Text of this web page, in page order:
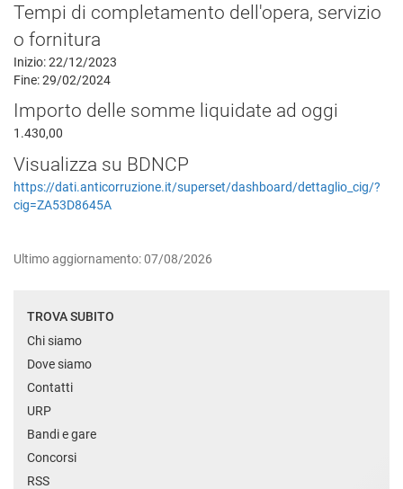
Tempi di completamento dell'opera, servizio
o fornitura
Inizio: 22/12/2023
Fine: 29/02/2024
Importo delle somme liquidate ad oggi
1.430,00
Visualizza su BDNCP
https://dati.anticorruzione.it/superset/dashboard/dettaglio_cig/?
cig=ZA53D8645A
Ultimo aggiornamento: 07/08/2026
TROVA SUBITO
Chi siamo
Dove siamo
Contatti
URP
Bandi e gare
Concorsi
RSS